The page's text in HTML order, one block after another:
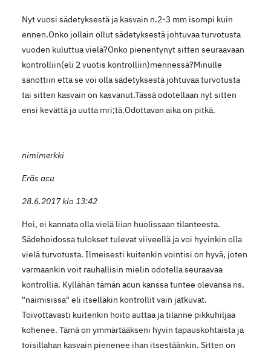
Nyt vuosi sädetyksestä ja kasvain n.2-3 mm isompi kuin
ennen.Onko jollain ollut sädetyksestä johtuvaa turvotusta
vuoden kuluttua vielä?Onko pienentynyt sitten seuraavaan
kontrolliin(eli 2 vuotis kontrolliin)mennessä?Minulle
sanottiin että se voi olla sädetyksestä johtuvaa turvotusta
tai sitten kasvain on kasvanut.Tässä odotellaan nyt sitten
ensi kevättä ja uutta mri;tä.Odottavan aika on pitkä.
nimimerkki
Eräs acu
28.6.2017 klo 13:42
Hei, ei kannata olla vielä liian huolissaan tilanteesta.
Sädehoidossa tulokset tulevat viiveellä ja voi hyvinkin olla
vielä turvotusta. Ilmeisesti kuitenkin vointisi on hyvä, joten
varmaankin voit rauhallisin mielin odotella seuraavaa
kontrollia. Kyllähän tämän acun kanssa tuntee olevansa ns.
"naimisissa" eli itselläkin kontrollit vain jatkuvat.
Toivottavasti kuitenkin hoito auttaa ja tilanne pikkuhiljaa
kohenee. Tämä on ymmärtääkseni hyvin tapauskohtaista ja
toisillahan kasvain pienenee ihan itsestäänkin. Sitten on